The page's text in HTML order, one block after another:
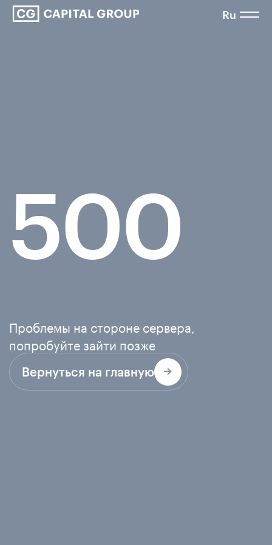
Ru
500
Проблемы на стороне сервера,
попробуйте зайти позже
Вернуться на главную